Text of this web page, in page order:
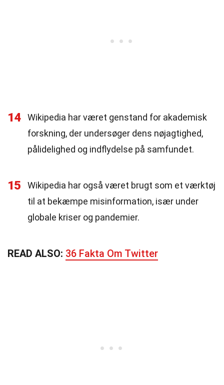
14
Wikipedia har været genstand for akademisk
forskning, der undersøger dens nøjagtighed,
pålidelighed og indflydelse på samfundet.
15
Wikipedia har også været brugt som et værktøj
til at bekæmpe misinformation, især under
globale kriser og pandemier.
READ ALSO: 36 Fakta Om Twitter